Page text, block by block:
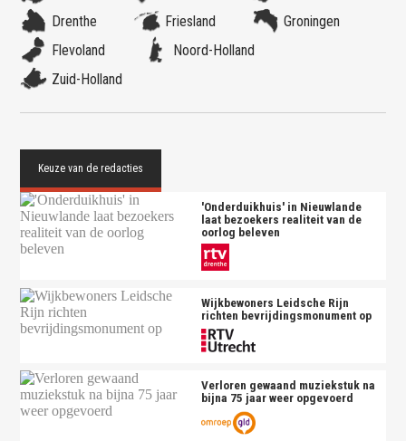
Drenthe
Friesland
Groningen
Flevoland
Noord-Holland
Zuid-Holland
'Onderduikhuis' in Nieuwlande
laat bezoekers realiteit van de
oorlog beleven
Wijkbewoners Leidsche Rijn
richten bevrijdingsmonument op
Verloren gewaand muziekstuk na
bijna 75 jaar weer opgevoerd